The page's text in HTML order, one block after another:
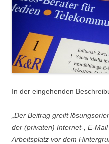
In der eingehenden
„Der Beitrag greift
der (privaten) Internet-, E-
Arbeitsplatz vor dem